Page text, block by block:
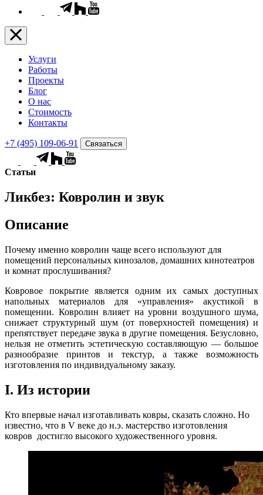
Услуги
Работы
Проекты
Блог
О нас
Стоимость
Контакты
+7 (495) 109-06-91 Связаться
Статьи
Ликбез: Ковролин и звук
Описание
Почему именно ковролин чаще всего используют для
помещений персональных кинозалов, домашних кинотеатров
и комнат прослушивания?
Ковровое покрытие является одним их самых доступных
напольных материалов для «управления» акустикой в
помещении. Ковролин влияет на уровни воздушного шума,
снижает структурный шум (от поверхностей помещения) и
препятствует передаче звука в другие помещения. Безусловно,
нельзя не отметить эстетическую составляющую — большое
разнообразие принтов и текстур, а также возможность
изготовления по индивидуальному заказу.
I. Из истории
Кто впервые начал изготавливать ковры, сказать сложно. Но
известно, что в V веке до н.э. мастерство изготовления
ковров достигло высокого художественного уровня.